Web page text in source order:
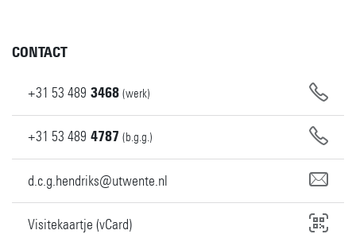
CONTACT
+31 53 489 3468 (werk)
+31 53 489 4787 (b.g.g.)
d.c.g.hendriks@utwente.nl
Visitekaartje (vCard)